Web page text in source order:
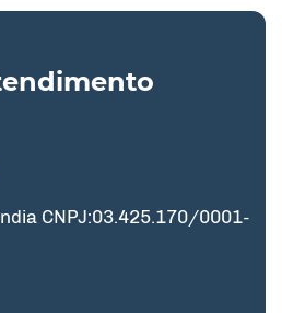
CNPJ:03.425.170/0001-